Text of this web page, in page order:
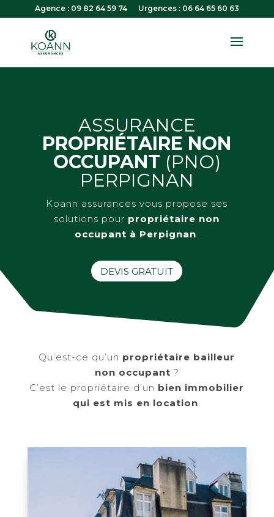
Agence : 09 82 64 59 74 Urgences : 06 64 65 60 63
ASSURANCE
PROPRIÉTAIRE NON
OCCUPANT (PNO)
PERPIGNAN
Koann assurances vous propose ses
solutions pour propriétaire non
occupant à Perpignan.
DEVIS GRATUIT
Qu’est-ce qu’un propriétaire bailleur
non occupant ?
C’est le propriétaire d’un bien immobilier
qui est mis en location.